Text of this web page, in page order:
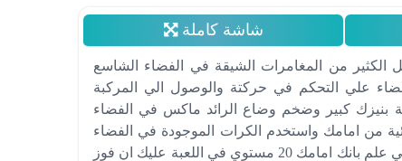
شاشة كاملة
من المغامرات الشيقة في الفضاء الشاسع
علي التحكم في حركتة والوصول الي المركبة
بنيزك كبير وضخم وضاع الرائد ماكس في الفضاء
من امامك واستخدم الكرات الموجودة في الفضاء
حتي تدفع حركة الرائد في الاتجاة الذي تحدده . كن علي علم بانك امامك 20 مستوي في اللعبة عليك ان فوز